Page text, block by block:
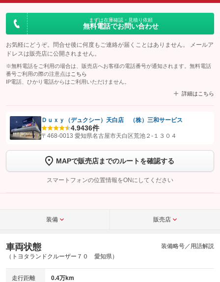
まずは在庫確認・見積り依頼
無料電話でお問い合わせ
お気軽にどうぞ。問合せ後に何度もご連絡が届くことはありません。 メールア
ドレスは販売店に公開されません。
※無料電話をご利用の場合は、販売店へお客様の電話番号が通知されます。無料電話
番号ご利用の際の注意点は こちら
IP電話、ひかり電話からはご利用いただけません。
詳細はこちら
【STEP1】認証画面でグーネットを友だち追加してから「許可する」ボタンを押
トーク画面で
ボタンをタップして問い合わせを
完了してください。
こちら
Ｄｕｘｙ（デュクシー）天白店 （株）三和サービス
4.9436件
〒468-0013 愛知県名古屋市天白区荒池２‐１３０４
MAPで販売店までのルートを確認する
スマートフォンの位置情報をONにしてください
装備 販売店
車両状態
（トヨタランドクルーザー７０ 愛知県）
装備略号／用語解説
走行距離 0.4万km